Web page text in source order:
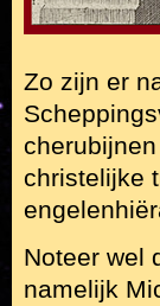
Zo zijn er
christelijke
Noteer wel
namelijk